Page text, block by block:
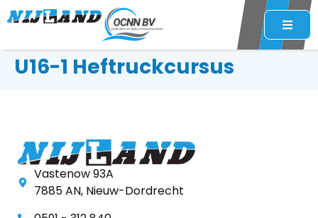
U16-1 Heftruckcursus
Vastenow 93A
7885 AN, Nieuw-Dordrecht